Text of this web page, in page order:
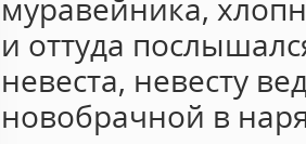
муравейника,
и оттуда
невеста, невесту
новобрачной в